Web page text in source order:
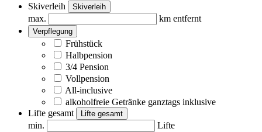
Skiverleih
Skiverleih
max. km entfernt
Verpflegung
Frühstück
Halbpension
3/4 Pension
Vollpension
All-inclusive
alkoholfreie Getränke ganztags inklusive
Lifte gesamt
Lifte gesamt
min.
Lifte